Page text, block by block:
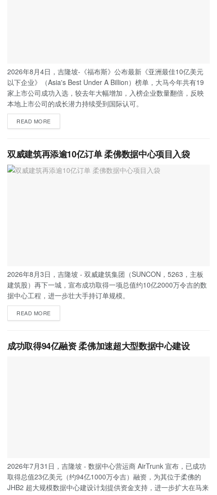
2026年8月4日，吉隆坡-《福布斯》公布最新《亚洲最佳10亿美元
以下企业》（Asia's Best Under A Billion）榜单，大马今年共有19
家上市公司成功入选，较去年大幅增加，入榜企业数量翻倍，反映
本地上市公司的成长潜力持续受到国际认可。
READ MORE
双威建筑再添逾10亿订单 柔佛数据中心项目入袋
2026年8月3日，吉隆坡 - 双威建筑集团（SUNCON，5263，主板
建筑股）再下一城，宣布成功取得一项总值约10亿2000万令吉的数
据中心工程，进一步壮大手持订单规模。
READ MORE
成功取得94亿融资 柔佛加速超大型数据中心建设
2026年7月31日，吉隆坡 - 数据中心营运商 AirTrunk 宣布，已成功
取得总值23亿美元（约94亿1000万令吉）融资，为其位于柔佛的
JHB2 超大规模数据中心建设计划提供资金支持，进一步扩大在马来